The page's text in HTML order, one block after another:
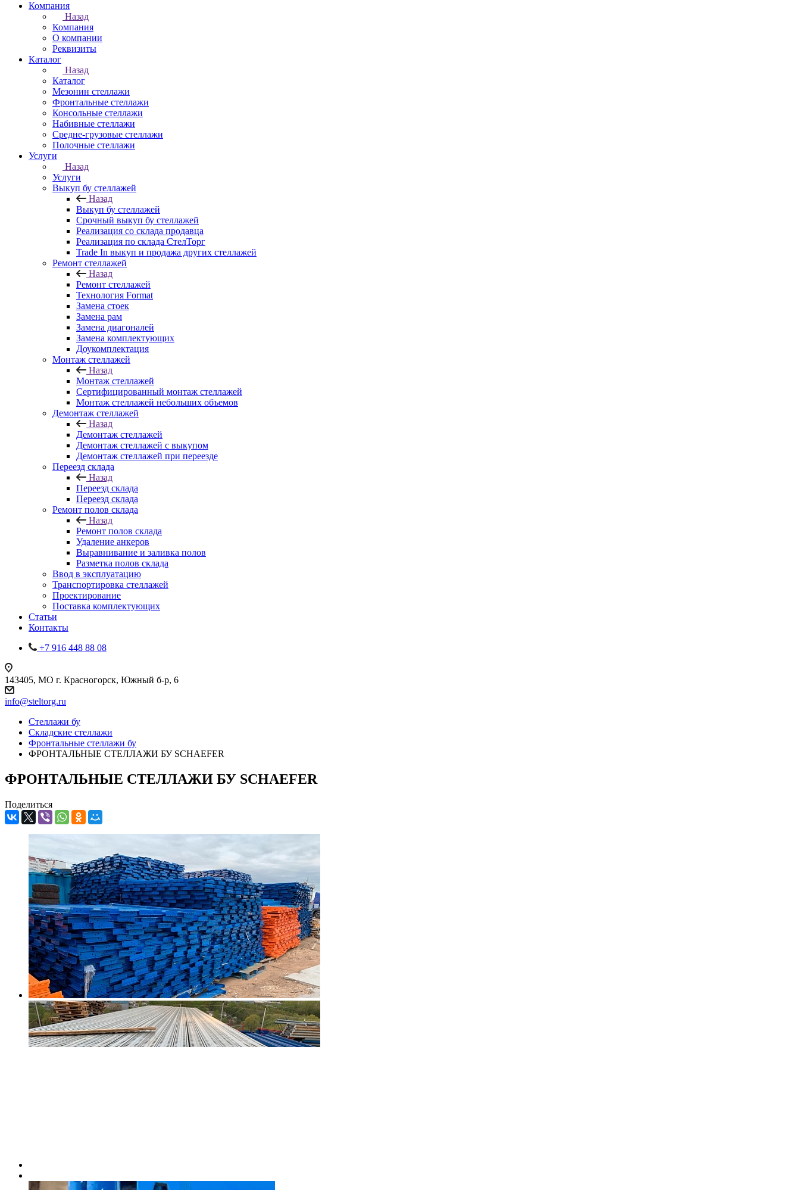
Компания
Назад
Компания
О компании
Реквизиты
Каталог
Назад
Каталог
Мезонин стеллажи
Фронтальные стеллажи
Консольные стеллажи
Набивные стеллажи
Средне-грузовые стеллажи
Полочные стеллажи
Услуги
Назад
Услуги
Выкуп бу стеллажей
Назад
Выкуп бу стеллажей
Срочный выкуп бу стеллажей
Реализация со склада продавца
Реализация по склада СтелТорг
Trade In выкуп и продажа других стеллажей
Ремонт стеллажей
Назад
Ремонт стеллажей
Технология Format
Замена стоек
Замена рам
Замена диагоналей
Замена комплектующих
Доукомплектация
Монтаж стеллажей
Назад
Монтаж стеллажей
Сертифицированный монтаж стеллажей
Монтаж стеллажей небольших объемов
Демонтаж стеллажей
Назад
Демонтаж стеллажей
Демонтаж стеллажей с выкупом
Демонтаж стеллажей при переезде
Переезд склада
Назад
Переезд склада
Переезд склада
Ремонт полов склада
Назад
Ремонт полов склада
Удаление анкеров
Выравнивание и заливка полов
Разметка полов склада
Ввод в эксплуатацию
Транспортировка стеллажей
Проектирование
Поставка комплектующих
Статьи
Контакты
+7 916 448 88 08
143405, МО г. Красногорск, Южный б-р, 6
info@steltorg.ru
Cтеллажи бу
Складские стеллажи
Фронтальные стеллажи бу
ФРОНТАЛЬНЫЕ СТЕЛЛАЖИ БУ SCHAEFER
ФРОНТАЛЬНЫЕ СТЕЛЛАЖИ БУ SCHAEFER
Поделиться